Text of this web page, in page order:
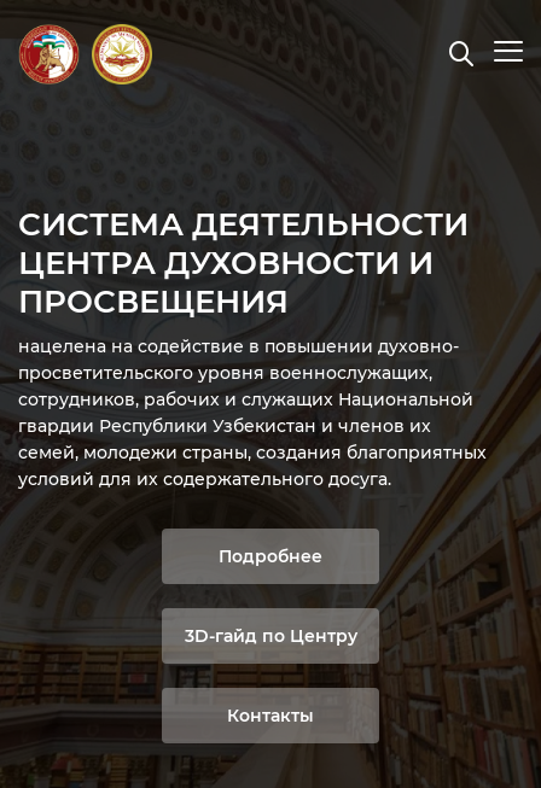
СИСТЕМА ДЕЯТЕЛЬНОСТИ
ЦЕНТРА ДУХОВНОСТИ И
ПРОСВЕЩЕНИЯ
нацелена на содействие в повышении духовно-
просветительского уровня военнослужащих,
сотрудников, рабочих и служащих Национальной
гвардии Республики Узбекистан и членов их
семей, молодежи страны, создания благоприятных
условий для их содержательного досуга.
Подробнее
3D-гайд по Центру
Контакты